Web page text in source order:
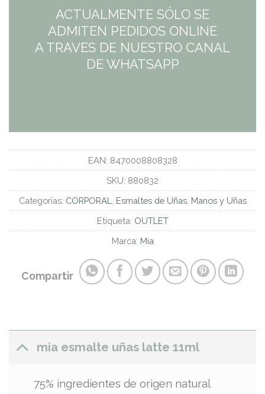
ACTUALMENTE SÓLO SE
ADMITEN PEDIDOS ONLINE
A TRAVES DE NUESTRO CANAL
DE WHATSAPP
EAN: 8470008808328
SKU: 880832
Categorías: CORPORAL Esmaltes de Uñas, Manos y Uñas
Etiqueta: OUTLET
Marca: Mia
Compartir
mia esmalte uñas latte 11ml
75% ingredientes de origen natural